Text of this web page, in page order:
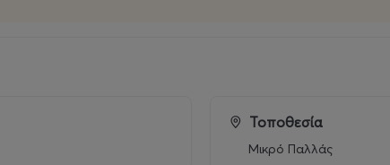
Τοποθεσία
Μικρό Παλλάς